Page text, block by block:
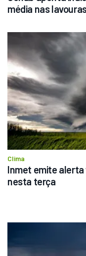
média nas
Clima
Inmet emite alerta
nesta terça